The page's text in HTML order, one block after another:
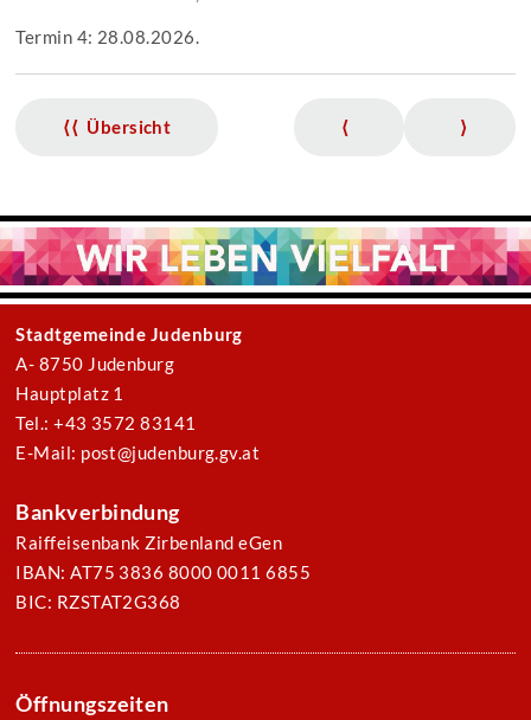
Termin 4: 28.08.2026.
⟨⟨ Übersicht ⟨ ⟩
Stadtgemeinde Judenburg
A- 8750 Judenburg
Hauptplatz 1
Tel.: +43 3572 83141
E-Mail: post@judenburg.gv.at
Bankverbindung
Raiffeisenbank Zirbenland eGen
IBAN: AT75 3836 8000 0011 6855
BIC: RZSTAT2G368
Öffnungszeiten